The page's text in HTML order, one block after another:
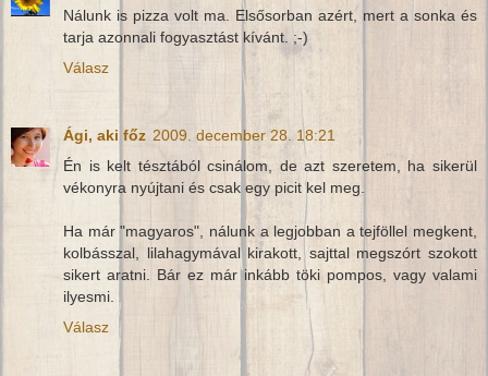
Nálunk is pizza volt ma. Elsősorban azért, mert a sonka és
tarja azonnali fogyasztást kívánt. ;-)
Válasz
Ági, aki főz 2009. december 28. 18:21
Én is kelt tésztából csinálom, de azt szeretem, ha sikerül
vékonyra nyújtani és csak egy picit kel meg.
Ha már "magyaros", nálunk a legjobban a tejföllel megkent,
kolbásszal, lilahagymával kirakott, sajttal megszórt szokott
sikert aratni. Bár ez már inkább töki pompos, vagy valami
ilyesmi.
Válasz